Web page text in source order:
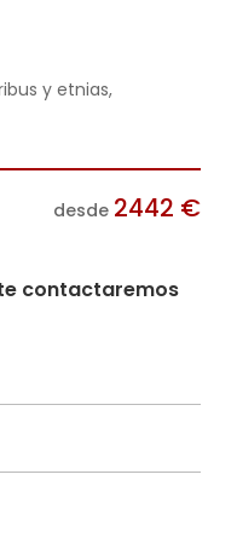
y etnias,
desde 2442 €
contactaremos